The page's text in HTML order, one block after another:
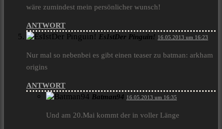
wäre zumindest mein persönlicher wunsch!
ANTWORT
EsIstDer Pinguin! 16.05.2013 um 16:23
Nur mal so nebenbei es gibt einen teaser zu batman: arkham
origins
ANTWORT
Batman94 16.05.2013 um 16:35
Und am 20.Mai kommt der in voller Länge